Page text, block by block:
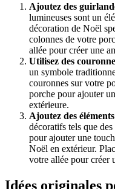
Ajoutez des
lumineuses sont un
décoration de Noël
colonnes de votre
allée pour créer une
Utilisez des
un symbole
couronnes sur votre
porche pour ajouter
extérieure.
Ajoutez des
décoratifs tels que
pour ajouter une
Noël en extérieur.
votre allée pour créer
Idées originales